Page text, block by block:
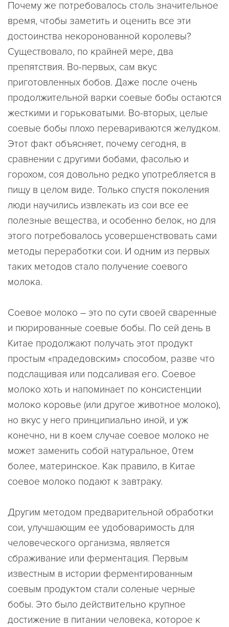
Почему же потребовалось столь значительное
время, чтобы заметить и оценить все эти
достоинства некоронованной королевы?
Существовало, по крайней мере, два
препятствия. Во-первых, сам вкус
приготовленных бобов. Даже после очень
продолжительной варки соевые бобы остаются
жесткими и горьковатыми. Во-вторых, целые
соевые бобы плохо перевариваются желудком.
Этот факт объясняет, почему сегодня, в
сравнении с другими бобами, фасолью и
горохом, соя довольно редко употребляется в
пищу в целом виде. Только спустя поколения
люди научились извлекать из сои все ее
полезные вещества, и особенно белок, но для
этого потребовалось усовершенствовать сами
методы переработки сои. И одним из первых
таких методов стало получение соевого
молока.
Соевое молоко – это по сути своей сваренные
и пюрированные соевые бобы. По сей день в
Китае продолжают получать этот продукт
простым «прадедовским» способом, разве что
подслащивая или подсаливая его. Соевое
молоко хоть и напоминает по консистенции
молоко коровье (или другое животное молоко),
но вкус у него принципиально иной, и уж
конечно, ни в коем случае соевое молоко не
может заменить собой натуральное, 0тем
более, материнское. Как правило, в Китае
соевое молоко подают к завтраку.
Другим методом предварительной обработки
сои, улучшающим ее удобоваримость для
человеческого организма, является
сбраживание или ферментация. Первым
известным в истории ферментированным
соевым продуктом стали соленые черные
бобы. Это было действительно крупное
достижение в питании человека, которое к